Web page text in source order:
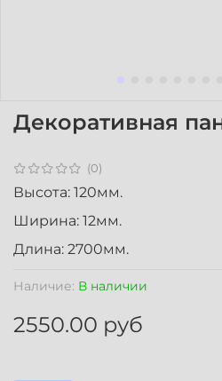
(0)
Наличие: В наличии
Декоративная
2550.00 руб
Высота: 120мм.
Ширина: 12мм.
Длина: 2700мм.